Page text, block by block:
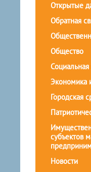
Открытые
Обратная
Общество
Экономика
Городская
субъектов
Новости